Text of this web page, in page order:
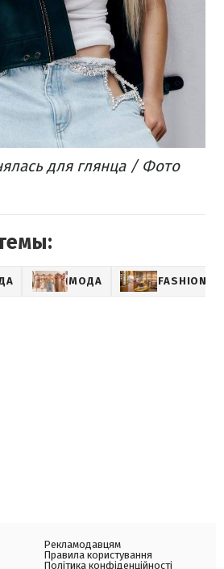
для глянца / Фото
МОДА FASHION-
Рекламодавцям
Правила користування
Політика конфіденційності